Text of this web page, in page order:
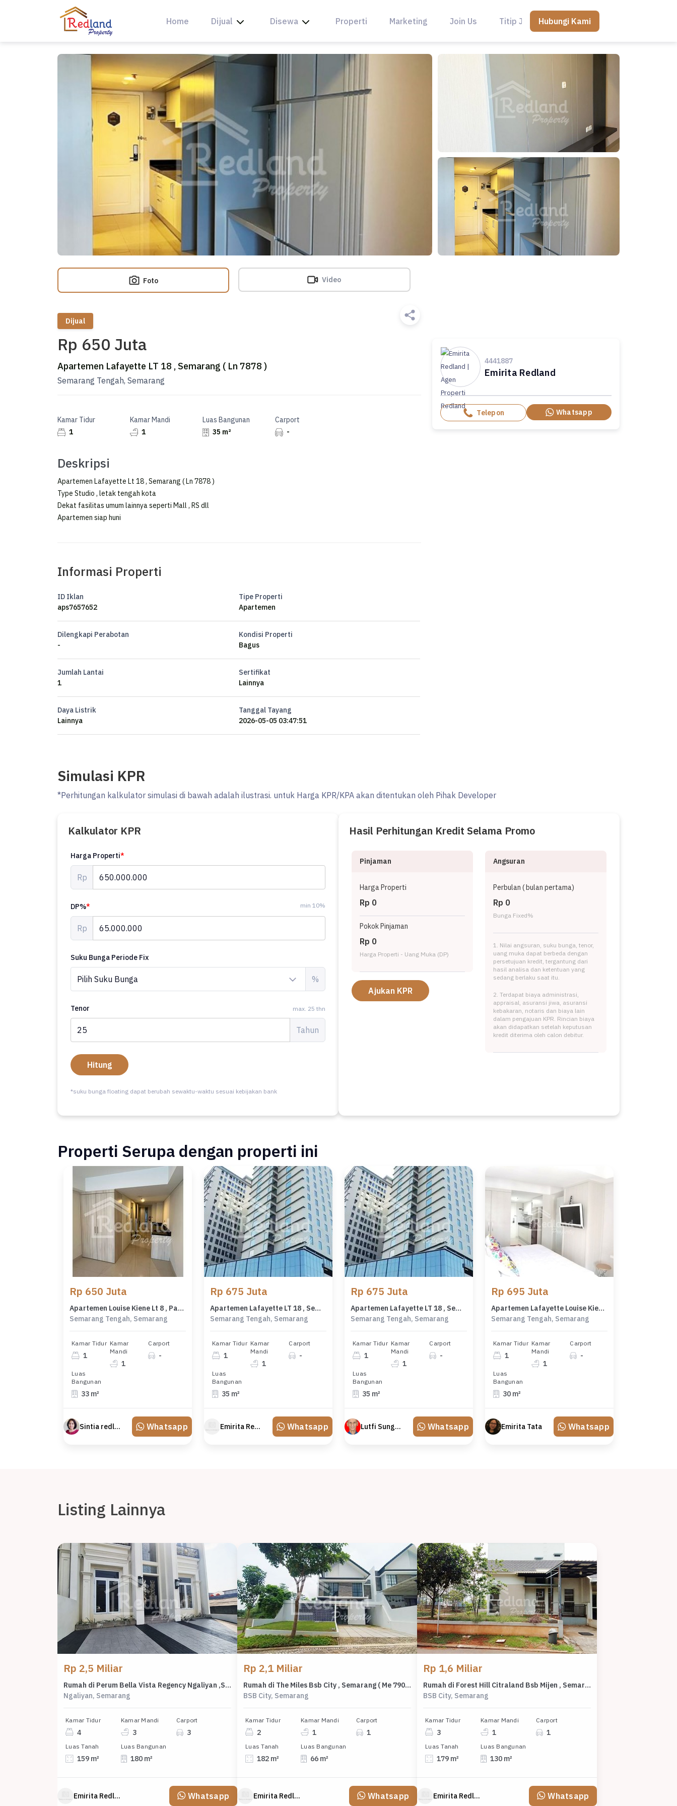
Home Dijual Disewa Properti Marketing Join Us Titip Jual Hubungi Kami
Foto Video
Dijual
Rp 650 Juta
Apartemen Lafayette LT 18 , Semarang ( Ln 7878 )
Semarang Tengah, Semarang
Kamar Tidur
1
Kamar Mandi
1
Luas Bangunan
35 m²
Carport
-
Deskripsi
Apartemen Lafayette Lt 18 , Semarang ( Ln 7878 )
Type Studio , letak tengah kota
Dekat fasilitas umum lainnya seperti Mall , RS dll
Apartemen siap huni
Informasi Properti
ID Iklan
aps7657652
Tipe Properti
Apartemen
Dilengkapi Perabotan
-
Kondisi Properti
Bagus
Jumlah Lantai
1
Sertifikat
Lainnya
Daya Listrik
Lainnya
Tanggal Tayang
2026-05-05 03:47:51
4441887
Emirita Redland
Telepon Whatsapp
Simulasi KPR
*Perhitungan kalkulator simulasi di bawah adalah ilustrasi. untuk Harga KPR/KPA akan ditentukan oleh Pihak Developer
Kalkulator KPR
Harga Properti*
Rp
DP%* min 10%
Rp
Suku Bunga Periode Fix
%
Tenor max. 25 thn
Tahun
Hitung
*suku bunga floating dapat berubah sewaktu-waktu sesuai kebijakan bank
Hasil Perhitungan Kredit Selama Promo
Pinjaman
Harga Properti
Rp 0
Pokok Pinjaman
Rp 0
Harga Properti - Uang Muka (DP)
Ajukan KPR
Angsuran
Perbulan (bulan pertama)
Rp 0
Bunga Fixed%
1. Nilai angsuran, suku bunga, tenor,
uang muka dapat berbeda dengan
persetujuan kredit, tergantung dari
hasil analisa dan ketentuan yang
sedang berlaku saat itu.
2. Terdapat biaya administrasi,
appraisal, asuransi jiwa, asuransi
kebakaran, notaris dan biaya lain
dalam pengajuan KPR. Rincian biaya
akan didapatkan setelah keputusan
kredit diterima oleh calon debitur.
Properti Serupa dengan properti ini
Rp 650 Juta
Apartemen Louise Kiene Lt 8 , Pandanaran Semarang ( Si 8096 )
Semarang Tengah, Semarang
Kamar Tidur
1
Kamar
Mandi
1
Carport
-
Luas
Bangunan
33 m²
Sintia redland Whatsapp
Rp 675 Juta
Apartemen Lafayette LT 18 , Semarang ( Ls 8546 )
Semarang Tengah, Semarang
Kamar Tidur
1
Kamar
Mandi
1
Carport
-
Luas
Bangunan
35 m²
Emirita Redland Whatsapp
Rp 675 Juta
Apartemen Lafayette LT 18 , Semarang ( Ls 8546 )
Semarang Tengah, Semarang
Kamar Tidur
1
Kamar
Mandi
1
Carport
-
Luas
Bangunan
35 m²
Lutfi Sungkar Whatsapp
Rp 695 Juta
Apartemen Lafayette Louise Kienne Lt 9 , Semarang Lz Tt 1855
Semarang Tengah, Semarang
Kamar Tidur
1
Kamar
Mandi
1
Carport
-
Luas
Bangunan
30 m²
Emirita Tata Whatsapp
Listing Lainnya
Rp 2,5 Miliar
Rumah di Perum Bella Vista Regency Ngaliyan ,Semarang Vn 6686
Ngaliyan, Semarang
Kamar Tidur
4
Kamar Mandi
3
Carport
3
Luas Tanah
159 m²
Luas Bangunan
180 m²
Emirita Redland Whatsapp
Rp 2,1 Miliar
Rumah di The Miles Bsb City , Semarang ( Me 7905 )
BSB City, Semarang
Kamar Tidur
2
Kamar Mandi
1
Carport
1
Luas Tanah
182 m²
Luas Bangunan
66 m²
Emirita Redland Whatsapp
Rp 1,6 Miliar
Rumah di Forest Hill Citraland Bsb Mijen , Semarang Si 5832
BSB City, Semarang
Kamar Tidur
3
Kamar Mandi
1
Carport
1
Luas Tanah
179 m²
Luas Bangunan
130 m²
Emirita Redland Whatsapp